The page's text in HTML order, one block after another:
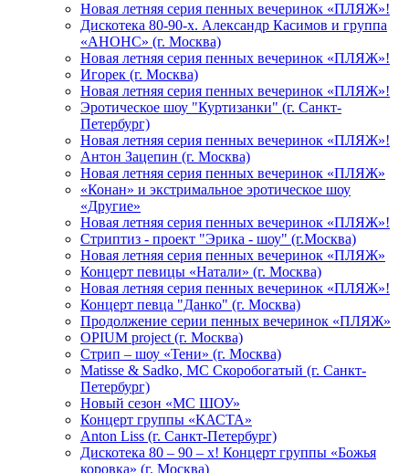
Новая летняя серия пенных вечеринок «ПЛЯЖ»!
Дискотека 80-90-х. Александр Касимов и группа
«АНОНС» (г. Москва)
Новая летняя серия пенных вечеринок «ПЛЯЖ»!
Игорек (г. Москва)
Новая летняя серия пенных вечеринок «ПЛЯЖ»!
Эротическое шоу "Куртизанки" (г. Санкт-
Петербург)
Новая летняя серия пенных вечеринок «ПЛЯЖ»!
Антон Зацепин (г. Москва)
Новая летняя серия пенных вечеринок «ПЛЯЖ»
«Конан» и экстримальное эротическое шоу
«Другие»
Новая летняя серия пенных вечеринок «ПЛЯЖ»!
Стриптиз - проект "Эрика - шоу" (г.Москва)
Новая летняя серия пенных вечеринок «ПЛЯЖ»
Концерт певицы «Натали» (г. Москва)
Новая летняя серия пенных вечеринок «ПЛЯЖ»!
Концерт певца "Данко" (г. Москва)
Продолжение серии пенных вечеринок «ПЛЯЖ»
OPIUM project (г. Москва)
Стрип – шоу «Тени» (г. Москва)
Matissе & Sadko, MC Скоробогатый (г. Санкт-
Петербург)
Новый сезон «МС ШОУ»
Концерт группы «КАСТА»
Anton Liss (г. Санкт-Петербург)
Дискотека 80 – 90 – х! Концерт группы «Божья
коровка» (г. Москва)